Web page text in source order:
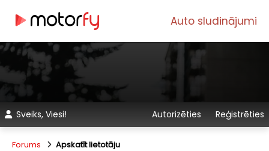
Auto sludinājumi
Sveiks, Viesi! Autorizēties Reģistrēties
Forums Apskatīt lietotāju